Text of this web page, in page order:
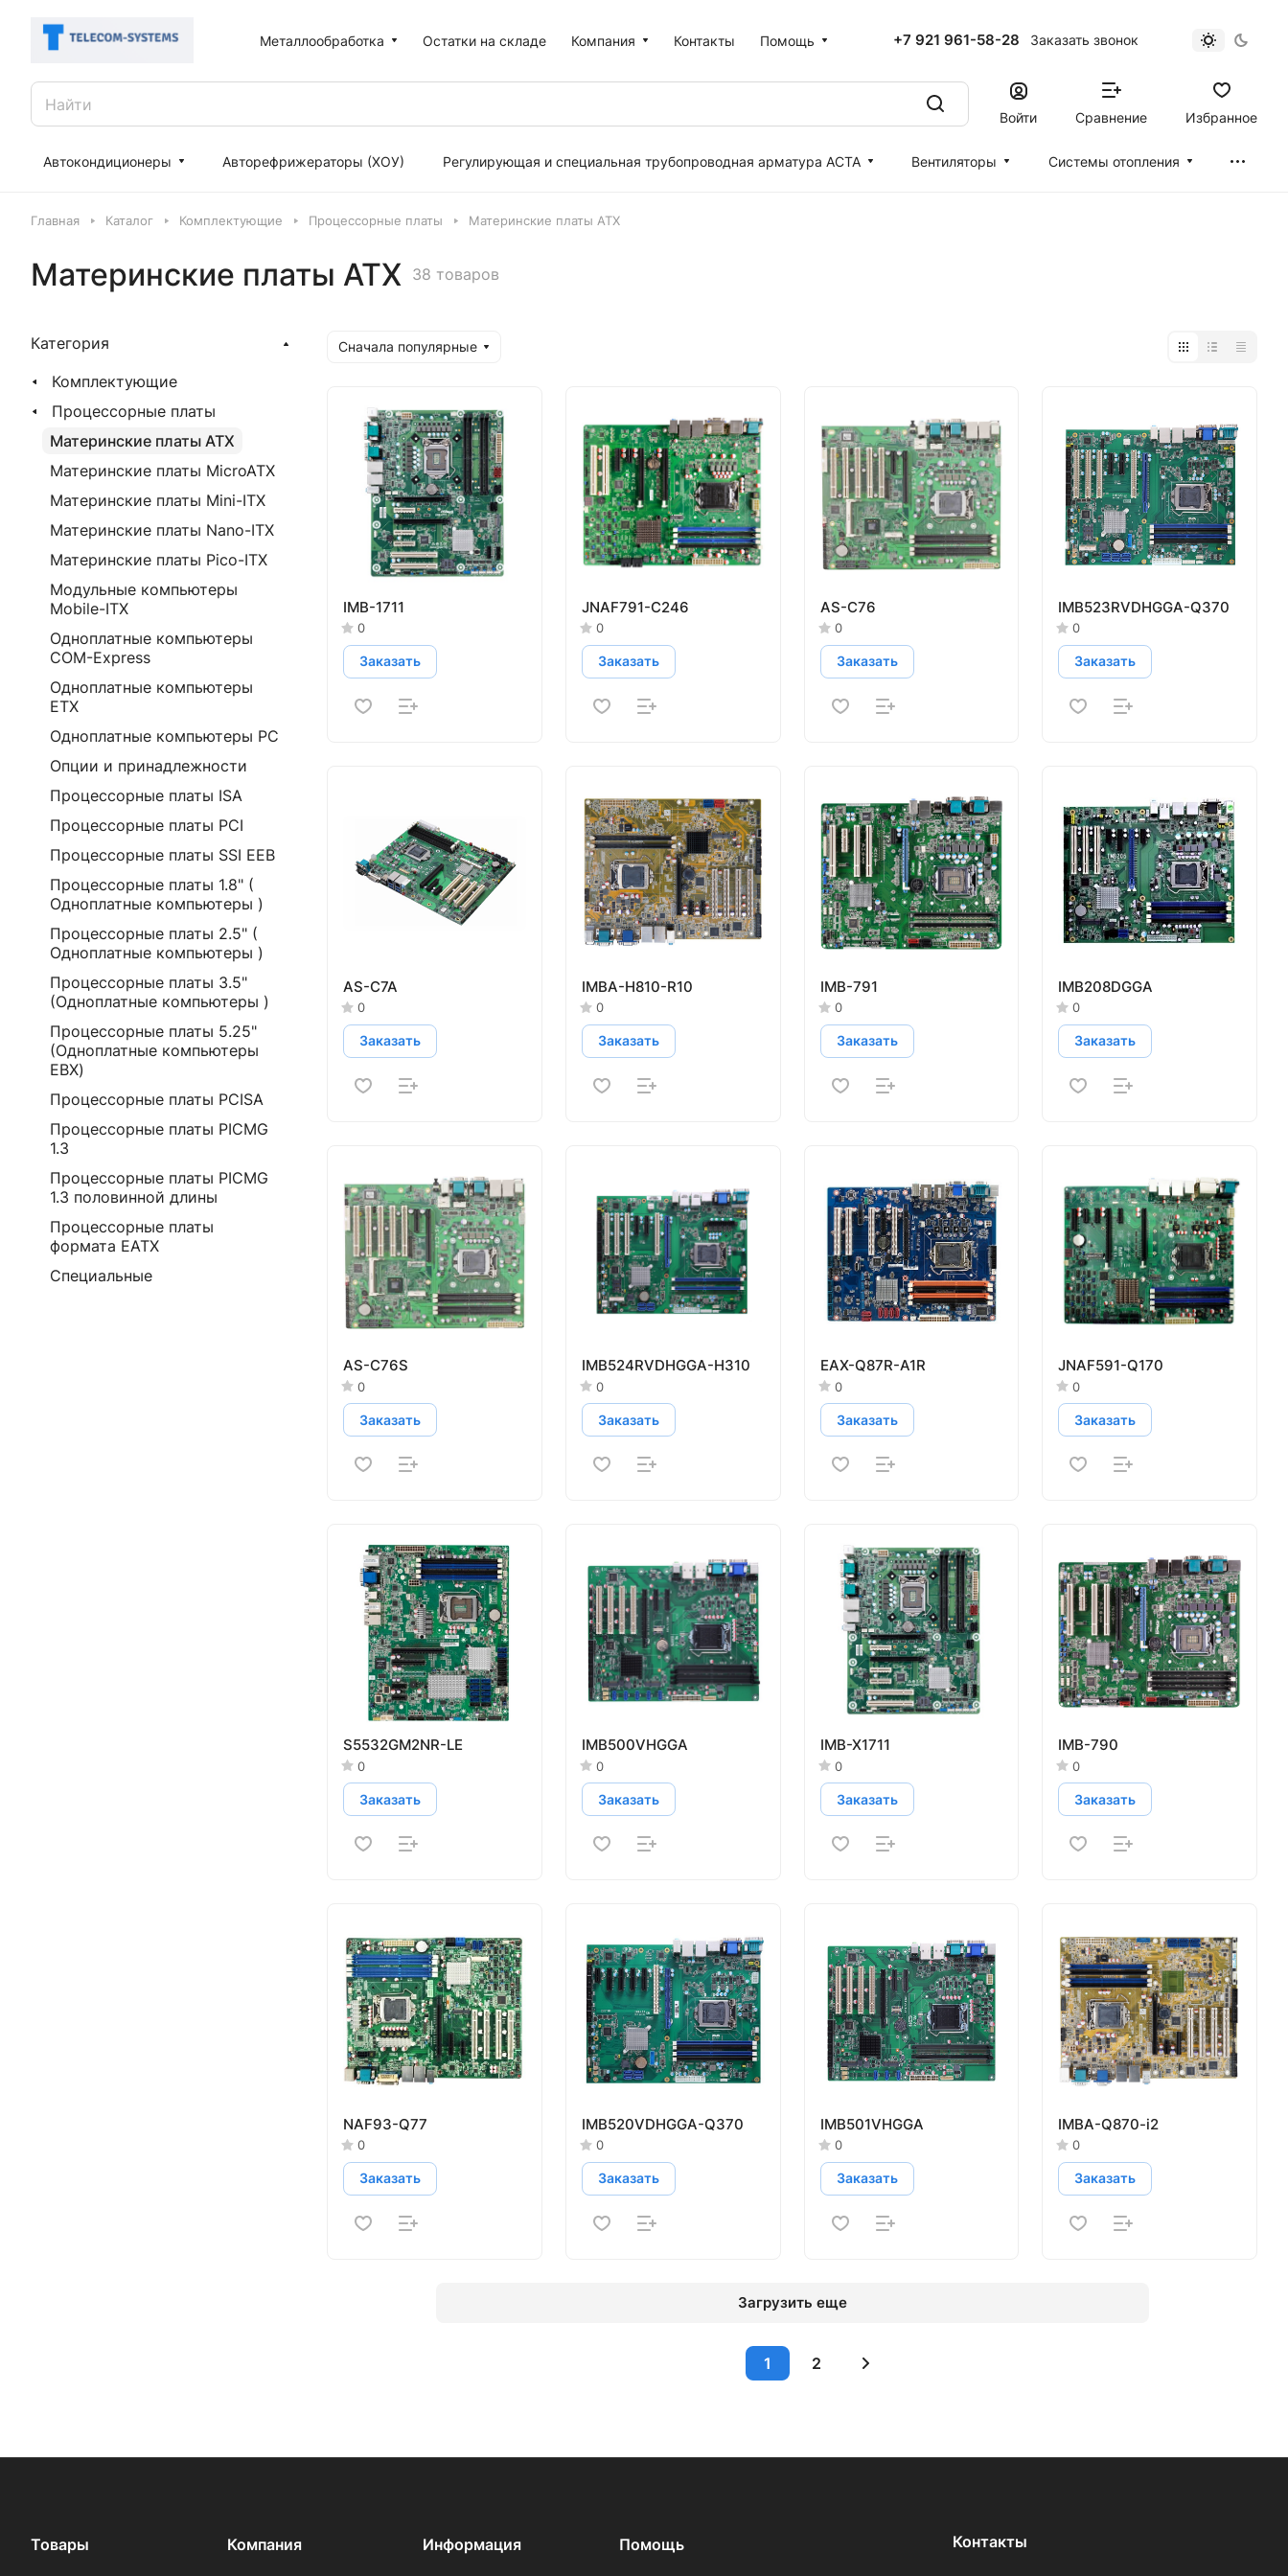
Металлообработка Остатки на складе Компания Контакты Помощь +7 921 961-58-28 Заказать звонок
Войти Сравнение Избранное
Автокондиционеры Авторефрижераторы (ХОУ) Регулирующая и специальная трубопроводная арматура АСТА Вентиляторы Cистемы отопления
Главная Каталог Комплектующие Процессорные платы Материнские платы ATX
Материнские платы ATX 38 товаров
Сначала популярные
IMB-1711
0
Заказать
JNAF791-C246
0
Заказать
AS-C76
0
Заказать
IMB523RVDHGGA-Q370
0
Заказать
AS-C7A
0
Заказать
IMBA-H810-R10
0
Заказать
IMB-791
0
Заказать
IMB208DGGA
0
Заказать
AS-C76S
0
Заказать
IMB524RVDHGGA-H310
0
Заказать
EAX-Q87R-A1R
0
Заказать
JNAF591-Q170
0
Заказать
S5532GM2NR-LE
0
Заказать
IMB500VHGGA
0
Заказать
IMB-X1711
0
Заказать
IMB-790
0
Заказать
NAF93-Q77
0
Заказать
IMB520VDHGGA-Q370
0
Заказать
IMB501VHGGA
0
Заказать
IMBA-Q870-i2
0
Заказать
Загрузить еще
1 2
Категория
Комплектующие
Процессорные платы
Материнские платы ATX
Материнские платы MicroATX
Материнские платы Mini-ITX
Материнские платы Nano-ITX
Материнские платы Pico-ITX
Модульные компьютеры
Mobile-ITX
Одноплатные компьютеры
COM-Express
Одноплатные компьютеры
ETX
Одноплатные компьютеры PC
Опции и принадлежности
Процессорные платы ISA
Процессорные платы PCI
Процессорные платы SSI EEB
Процессорные платы 1.8" (
Одноплатные компьютеры )
Процессорные платы 2.5" (
Одноплатные компьютеры )
Процессорные платы 3.5"
(Одноплатные компьютеры )
Процессорные платы 5.25"
(Одноплатные компьютеры
EBX)
Процессорные платы PCISA
Процессорные платы PICMG
1.3
Процессорные платы PICMG
1.3 половинной длины
Процессорные платы
формата EATX
Специальные
Товары Компания Информация Помощь Контакты